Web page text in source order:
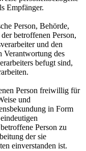
Empfänger.
Person, Behörde,
betroffenen Person,
und den
Verantwortung des
befugt sind,
Person freiwillig für
und
in Form
Person zu
der sie
einverstanden ist.